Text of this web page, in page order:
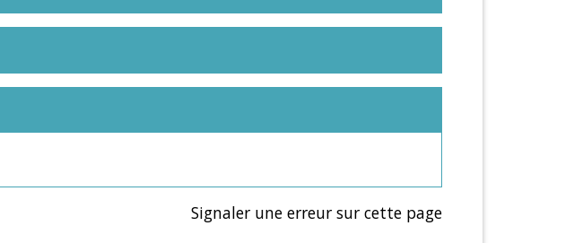
Signaler une erreur sur cette page